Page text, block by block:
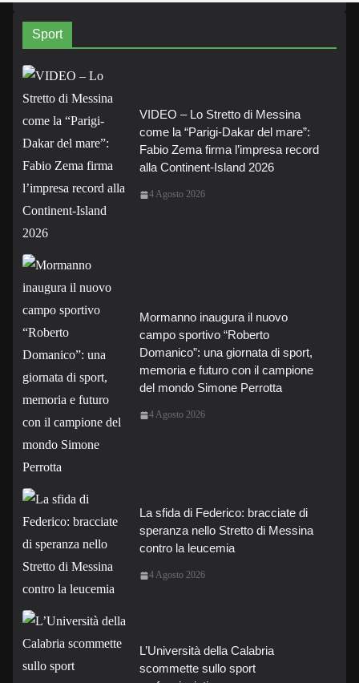
Sport
VIDEO – Lo Stretto di Messina
come la “Parigi-Dakar del mare”:
Fabio Zema firma l’impresa record
alla Continent-Island 2026
4 Agosto 2026
Mormanno inaugura il nuovo
campo sportivo “Roberto
Domanico”: una giornata di sport,
memoria e futuro con il campione
del mondo Simone Perrotta
4 Agosto 2026
La sfida di Federico: bracciate di
speranza nello Stretto di Messina
contro la leucemia
4 Agosto 2026
L’Università della Calabria
scommette sullo sport